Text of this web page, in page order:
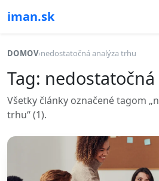
iman.sk
DOMOV›nedostatočná analýza trhu
Tag:
Všetky články označené tagom
trhu“ (1).